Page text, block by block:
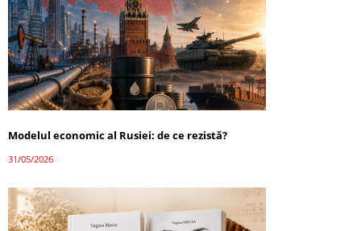
Modelul economic al Rusiei: de ce rezistă?
31/05/2026